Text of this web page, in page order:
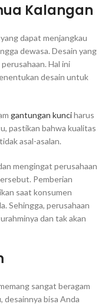
Kalangan
yang dapat menjangkau
dewasa. Desain yang
Hal ini
desain untuk
gantungan kunciharus
pastikan bahwa kualitas
asal-asalan.
mengingat perusahaan
Pemberian
saat konsumen
Sehingga, perusahaan
dan tak akan
sangat beragam
desainnya bisa Anda